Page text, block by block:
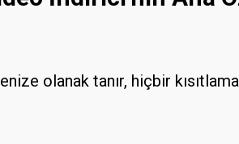
olanak tanır, hiçbir